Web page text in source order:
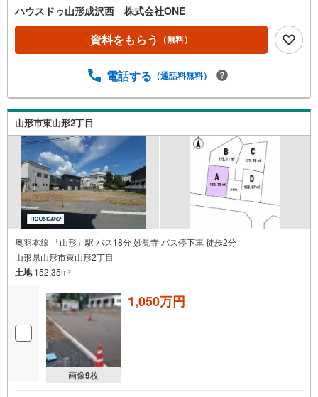
ハウスドゥ山形成沢西 株式会社ONE
資料をもらう （無料）
電話する （通話料無料）
山形市東山形2丁目
奥羽本線 「山形」駅 バス18分 妙見寺 バス停下車 徒歩2分
山形県山形市東山形2丁目
土地152.35m2
画像9枚
1,050万円